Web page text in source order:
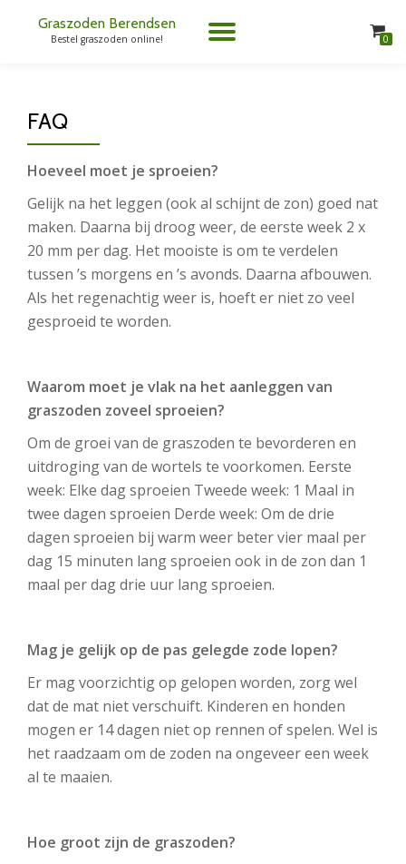
Graszoden Berendsen
Bestel graszoden online!
TOGGLE
0
FAQ
Hoeveel moet je sproeien?
Gelijk na het leggen (ook al schijnt de zon) goed nat
maken. Daarna bij droog weer, de eerste week 2 x
20 mm per dag. Het mooiste is om te verdelen
tussen ’s morgens en ’s avonds. Daarna afbouwen.
Als het regenachtig weer is, hoeft er niet zo veel
gesproeid te worden.
Waarom moet je vlak na het aanleggen van
graszoden zoveel sproeien?
Om de groei van de graszoden te bevorderen en
uitdroging van de wortels te voorkomen. Eerste
week: Elke dag sproeien Tweede week: 1 Maal in
twee dagen sproeien Derde week: Om de drie
dagen sproeien bij warm weer beter vier maal per
dag 15 minuten lang sproeien ook in de zon dan 1
maal per dag drie uur lang sproeien.
Mag je gelijk op de pas gelegde zode lopen?
Er mag voorzichtig op gelopen worden, zorg wel
dat de mat niet verschuift. Kinderen en honden
mogen er 14 dagen niet op rennen of spelen. Wel is
het raadzaam om de zoden na ongeveer een week
al te maaien.
Hoe groot zijn de graszoden?